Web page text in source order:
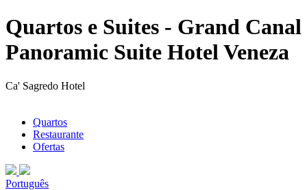
Quartos e Suites - Grand Canal
Panoramic Suite Hotel Veneza
Ca' Sagredo Hotel
Quartos
Restaurante
Ofertas
Português